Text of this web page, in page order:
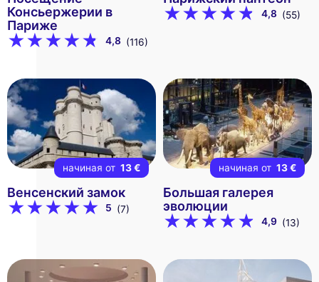
Консьержерии в
Париже
4,8 (116)
4,8 (55)
начиная от 13 €
Венсенский замок
5 (7)
начиная от 13 €
Большая галерея
эволюции
4,9 (13)